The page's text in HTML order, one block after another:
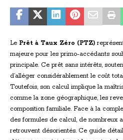
Le Prêt à Taux Zéro (PTZ)
majeure pour les primo-accédants
principale. Ce prêt sans intérêts,
d’alléger considérablement le coût
Toutefois, son calcul implique la
comme la zone géographique, les
composition familiale. Face à la
des formules de calcul, de nombreux
retrouvent désorientés. Ce guide